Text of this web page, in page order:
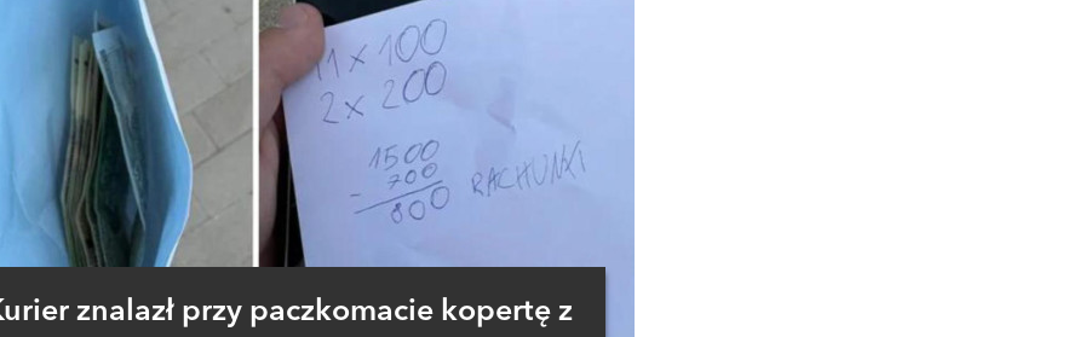
znalazł przy paczkomacie kopertę z